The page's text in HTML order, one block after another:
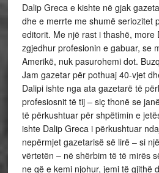
Dalip Greca e kishte në gjak
dhe e merrte me shumë seriozitet
editorit. Me një rast i thashë, more
zgjedhur profesionin e gabuar, se
Amerikë, nuk pasurohemi dot.
Jam gazetar për pothuaj 40-vjet
Dalipi ishte nga ata gazetarë të
profesiosnit të tij – siç thonë se
të përkushtuar për shpëtimin e
ishte Dalip Greca i përkushtuar
nepërmjet gazetarisë së lirë – si
vërtetën – në shërbim të të mirës
ne që e kemi njohur, jemi të gjithë